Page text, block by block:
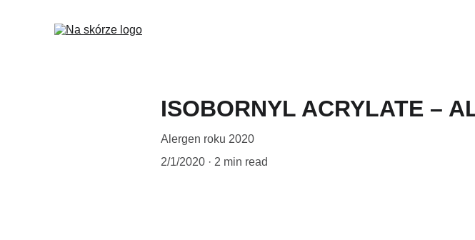
ISOBORNYL ACRYLATE –
Alergen roku 2020
2/1/2020
2 min read